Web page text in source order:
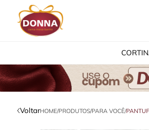
VoltarHOME/PRODUTOS/PARA VOCÊ/